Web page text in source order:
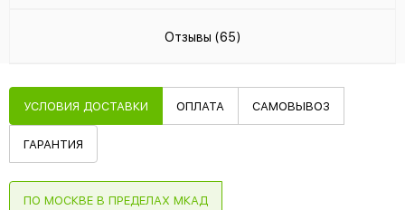
Отзывы (65)
УСЛОВИЯ ДОСТАВКИ ОПЛАТА САМОВЫВОЗ
ГАРАНТИЯ
ПО МОСКВЕ В ПРЕДЕЛАХ МКАД